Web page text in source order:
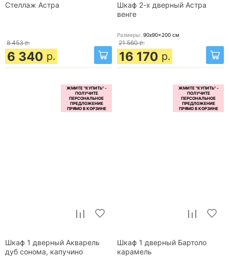
Стеллаж Астра
8 453 р.
6 340 р.
Шкаф 2-х дверный Астра
венге
Размеры: 90x90x200 см
21 560 р.
16 170 р.
Шкаф 1 дверный Акварель
дуб сонома, капучино
Шкаф 1 дверный Бартоло
карамель